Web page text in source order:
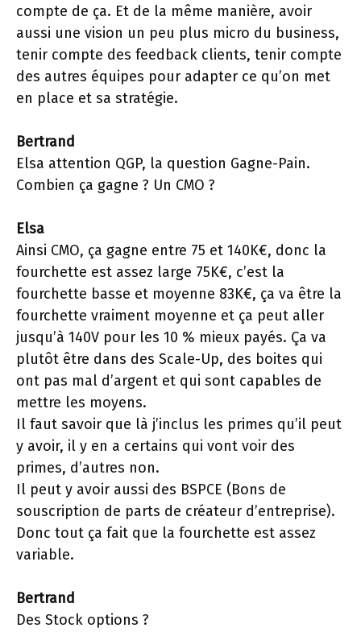
compte de ça. Et de la même manière, avoir
aussi une vision un peu plus micro du business,
tenir compte des feedback clients, tenir compte
des autres équipes pour adapter ce qu’on met
en place et sa stratégie.
Bertrand
Elsa attention QGP, la question Gagne-Pain.
Combien ça gagne ? Un CMO ?
Elsa
Ainsi CMO, ça gagne entre 75 et 140K€, donc la
fourchette est assez large 75K€, c’est la
fourchette basse et moyenne 83K€, ça va être la
fourchette vraiment moyenne et ça peut aller
jusqu’à 140V pour les 10 % mieux payés. Ça va
plutôt être dans des Scale-Up, des boites qui
ont pas mal d’argent et qui sont capables de
mettre les moyens.
Il faut savoir que là j’inclus les primes qu’il peut
y avoir, il y en a certains qui vont voir des
primes, d’autres non.
Il peut y avoir aussi des BSPCE (Bons de
souscription de parts de créateur d’entreprise).
Donc tout ça fait que la fourchette est assez
variable.
Bertrand
Des Stock options ?